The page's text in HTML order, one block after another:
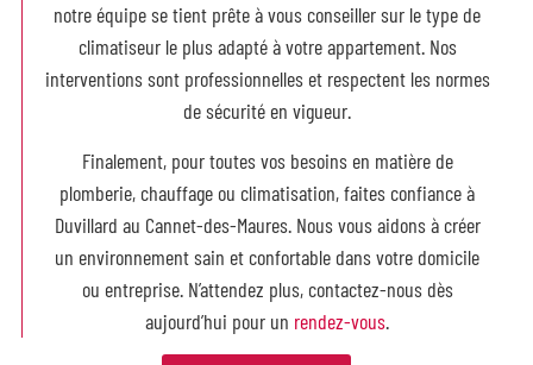
notre équipe se tient prête à vous conseiller sur le type de
climatiseur le plus adapté à votre appartement. Nos
interventions sont professionnelles et respectent les normes
de sécurité en vigueur.
Finalement, pour toutes vos besoins en matière de
plomberie, chauffage ou climatisation, faites confiance à
Duvillard au Cannet-des-Maures. Nous vous aidons à créer
un environnement sain et confortable dans votre domicile
ou entreprise. N’attendez plus, contactez-nous dès
aujourd’hui pour un rendez-vous.